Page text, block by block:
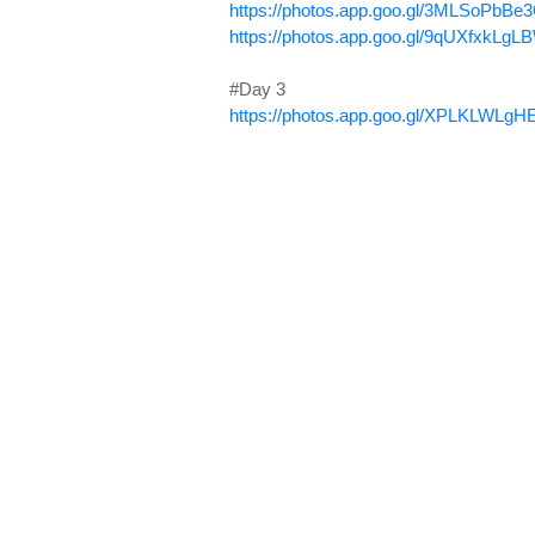
https://photos.app.goo.gl/
https://photos.app.goo.gl/
#Day 3
https://photos.app.goo.gl/